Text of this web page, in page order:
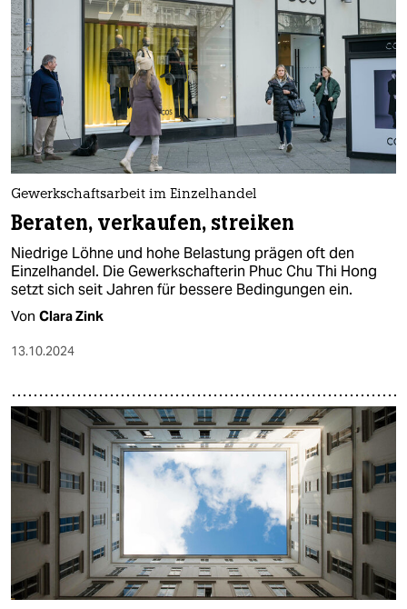
Gewerkschaftsarbeit im Einzelhandel
Beraten, verkaufen, streiken
Niedrige Löhne und hohe Belastung prägen oft den
Einzelhandel. Die Gewerkschafterin Phuc Chu Thi Hong
setzt sich seit Jahren für bessere Bedingungen ein.
Von Clara Zink
13.10.2024